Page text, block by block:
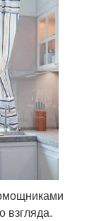
взгляда.